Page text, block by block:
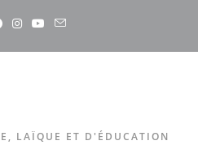
LAÏQUE ET D'ÉDUCATION